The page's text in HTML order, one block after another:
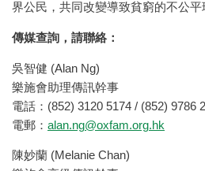
界公民，共同改變導致貧窮的不公平
傳媒查詢，請聯絡：
吳智健 (Alan Ng)
樂施會助理傳訊幹事
電話：(852) 3120 5174 / (852) 9786
電郵： alan.ng@oxfam.org.hk
陳妙蘭 (Melanie Chan)